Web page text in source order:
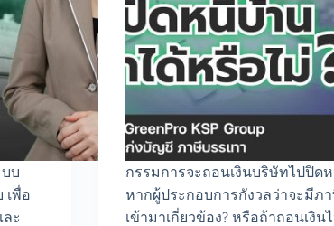
บ
พื่อ
ะ
กรรมการจะถอนเงินบริษัทไปปิด
หากผู้ประกอบการกังวลว่าจะมีภ
เข้ามาเกี่ยวข้อง? หรือถ้าถอนเงิ